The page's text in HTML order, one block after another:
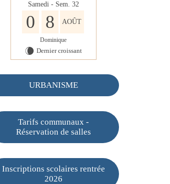
Samedi - Sem. 32
0 8 AOÛT
Dominique
W Dernier croissant
URBANISME
Tarifs communaux -
Réservation de salles
Inscriptions scolaires rentrée
2026